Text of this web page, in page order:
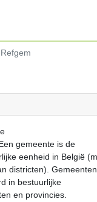
Refgem
gemeente is de
eenheid in België
districten). Gemeenten
in bestuurlijke
en provincies.